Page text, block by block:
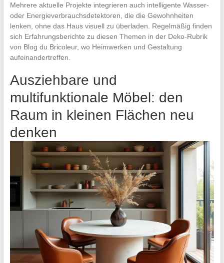
Mehrere aktuelle Projekte integrieren auch intelligente Wasser-
oder Energieverbrauchsdetektoren, die die Gewohnheiten
lenken, ohne das Haus visuell zu überladen. Regelmäßig finden
sich Erfahrungsberichte zu diesen Themen in der Deko-Rubrik
von Blog du Bricoleur, wo Heimwerken und Gestaltung
aufeinandertreffen.
Ausziehbare und
multifunktionale Möbel: den
Raum in kleinen Flächen neu
denken